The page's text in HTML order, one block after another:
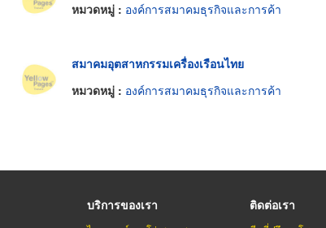
หมวดหมู่ : องค์การสมาคมธุรกิจและการค้า
สมาคมอุตสาหกรรมเครื่องเรือนไทย
หมวดหมู่ : องค์การสมาคมธุรกิจและการค้า
บริการของเรา ติดต่อเรา